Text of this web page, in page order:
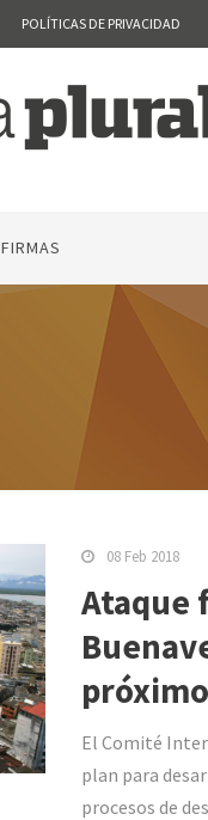
POLÍTICAS DE PRIVACIDAD
FIRMAS
08 Feb 2018
Ataque
El Comité
plan para
procesos de